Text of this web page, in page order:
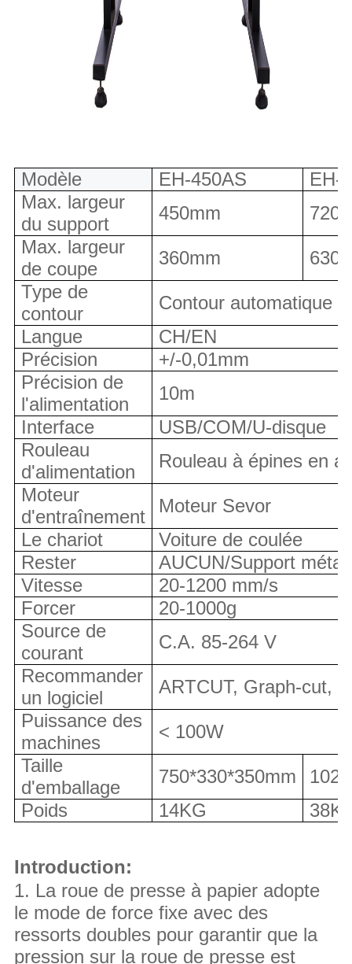
Modèle EH-450AS
EH-
Max. largeur
du support
450mm
Max. largeur
de coupe
360mm
Type de
contour
Contour automatique
Langue
CH/EN
Précision
+/-0,01mm
Précision de
l'alimentation
10m
Interface
USB/COM/U-disque
Rouleau
d'alimentation
Rouleau à épines en
Moteur
d'entraînement
Moteur Sevor
Le chariot
Voiture de coulée
Rester
AUCUN/Support
Vitesse
20-1200 mm/s
Forcer
20-1000g
Source de
courant
C.A. 85-264 V
Recommander
un logiciel
ARTCUT, Graph-cut,
Puissance des
machines
< 100W
Taille
d'emballage
750*330*350mm
Poids
14KG
Introduction:
1. La roue de presse à papier adopte
le mode de force fixe avec des
ressorts doubles pour garantir que la
pression sur la roue de presse est